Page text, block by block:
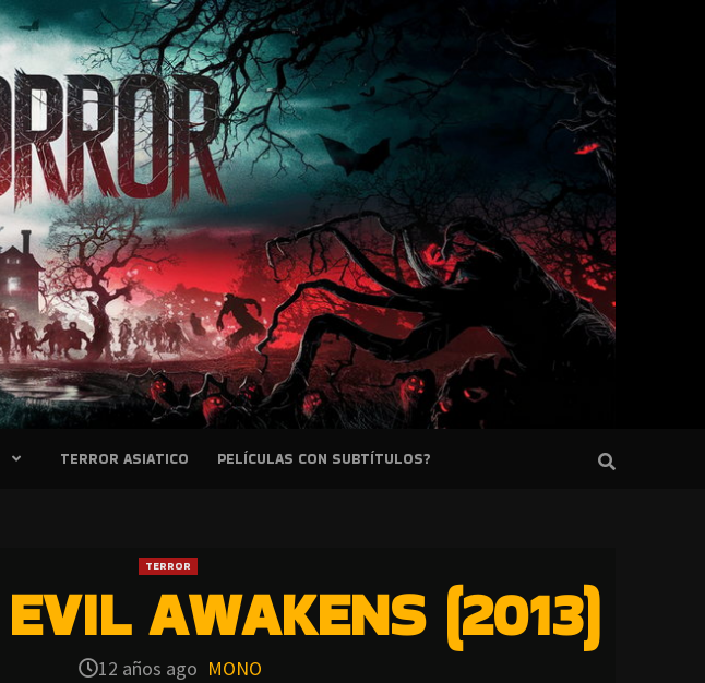
TERROR ASIATICO PELÍCULAS CON SUBTÍTULOS?
TERROR
AWAKENS (2013)
12 años ago MONO